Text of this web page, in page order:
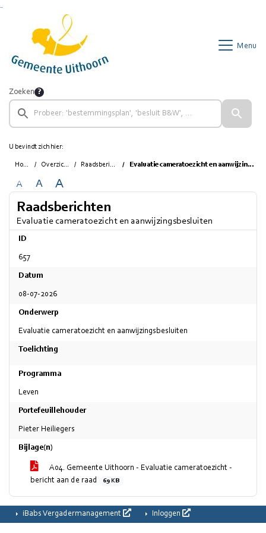
Menu
Zoeken
U bevindt zich hier:
Home Overzichten Raadsberichten Evaluatie cameratoezicht en aanwijzingsbesluiten
A A A
Raadsberichten
Evaluatie cameratoezicht en aanwijzingsbesluiten
ID
657
Datum
08-07-2026
Onderwerp
Evaluatie cameratoezicht en aanwijzingsbesluiten
Toelichting
Programma
Leven
Portefeuillehouder
Pieter Heiliegers
Bijlage(n)
A04. Gemeente Uithoorn - Evaluatie cameratoezicht -
bericht aan de raad
69 KB
iBabs Vergadermanagement Inloggen